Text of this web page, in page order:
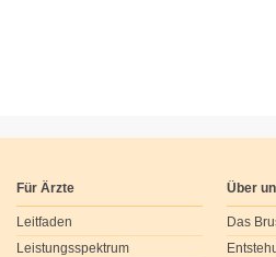
Für Ärzte
Leitfaden
Leistungsspektrum
Über
Das